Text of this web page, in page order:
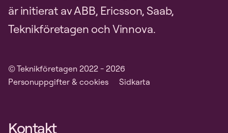
är initierat av ABB, Ericsson, Saab,
Teknikföretagen och Vinnova.
© Teknikföretagen 2022 - 2026
Personuppgifter & cookies
Sidkarta
Kontakt